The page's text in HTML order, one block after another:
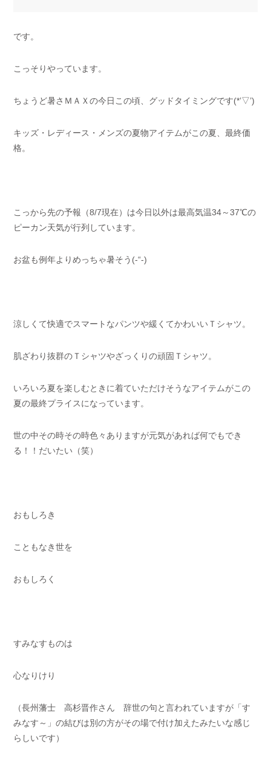
です。
こっそりやっています。
ちょうど暑さＭＡＸの今日この頃、グッドタイミングです(*’▽’)
キッズ・レディース・メンズの夏物アイテムがこの夏、最終価
格。
こっから先の予報（8/7現在）は今日以外は最高気温34～37℃の
ピーカン天気が行列しています。
お盆も例年よりめっちゃ暑そう(-“-)
涼しくて快適でスマートなパンツや緩くてかわいいＴシャツ。
肌ざわり抜群のＴシャツやざっくりの頑固Ｔシャツ。
いろいろ夏を楽しむときに着ていただけそうなアイテムがこの
夏の最終プライスになっています。
世の中その時その時色々ありますが元気があれば何でもでき
る！！だいたい（笑）
おもしろき
こともなき世を
おもしろく
すみなすものは
心なりけり
（長州藩士 高杉晋作さん 辞世の句と言われていますが「す
みなす～」の結びは別の方がその場で付け加えたみたいな感じ
らしいです）